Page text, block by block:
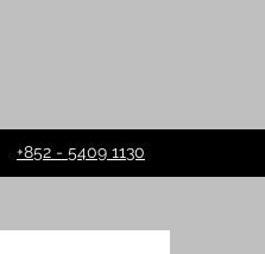
+852 - 5409 1130